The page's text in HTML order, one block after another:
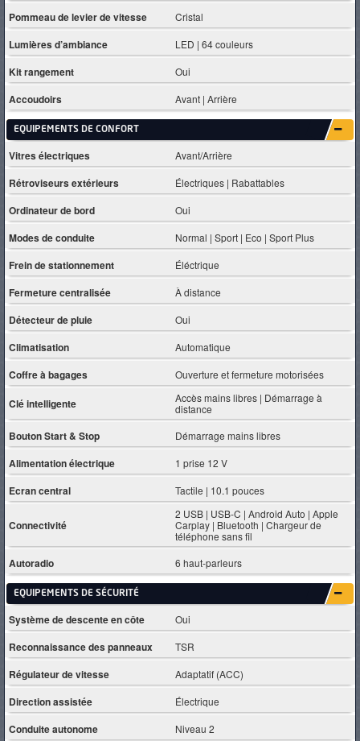
Pommeau de levier de vitesse Cristal
Lumières d’ambiance LED | 64 couleurs
Kit rangement Oui
Accoudoirs Avant | Arrière
EQUIPEMENTS DE CONFORT
Vitres électriques Avant/Arrière
Rétroviseurs extérieurs Électriques | Rabattables
Ordinateur de bord Oui
Modes de conduite Normal | Sport | Eco | Sport Plus
Frein de stationnement Éléctrique
Fermeture centralisée À distance
Détecteur de pluie Oui
Climatisation Automatique
Coffre à bagages Ouverture et fermeture motorisées
Clé intelligente
Accès mains libres | Démarrage à
distance
Bouton Start & Stop Démarrage mains libres
Alimentation électrique 1 prise 12 V
Ecran central Tactile | 10.1 pouces
Connectivité
2 USB | USB-C | Android Auto | Apple
Carplay | Bluetooth | Chargeur de
téléphone sans fil
Autoradio 6 haut-parleurs
EQUIPEMENTS DE SÉCURITÉ
Système de descente en côte Oui
Reconnaissance des panneaux TSR
Régulateur de vitesse Adaptatif (ACC)
Direction assistée Électrique
Conduite autonome Niveau 2